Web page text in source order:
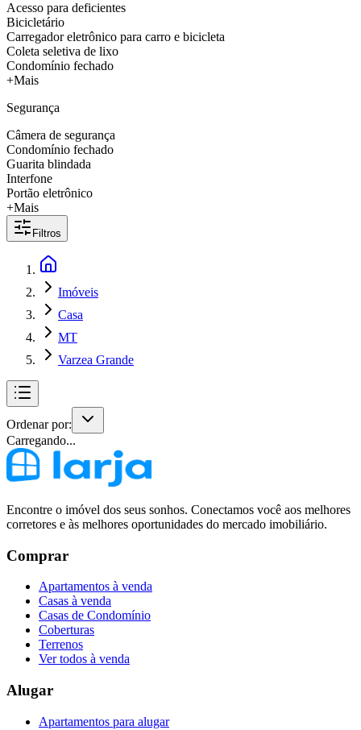
Acesso para deficientes
Bicicletário
Carregador eletrônico para carro e bicicleta
Coleta seletiva de lixo
Condomínio fechado
+Mais
Segurança
Câmera de segurança
Condomínio fechado
Guarita blindada
Interfone
Portão eletrônico
+Mais
Filtros
Imóveis
Casa
MT
Varzea Grande
Ordenar por:
Carregando...
Encontre o imóvel dos seus sonhos. Conectamos você aos melhores
corretores e às melhores oportunidades do mercado imobiliário.
Comprar
Apartamentos à venda
Casas à venda
Casas de Condomínio
Coberturas
Terrenos
Ver todos à venda
Alugar
Apartamentos para alugar